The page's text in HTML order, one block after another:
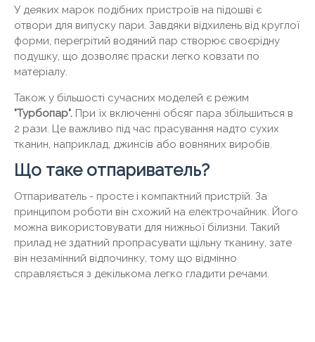
У деяких марок подібних пристроїв на підошві є
отвори для випуску пари. Завдяки відхилень від круглої
форми, перегрітий водяний пар створює своєрідну
подушку, що дозволяє праски легко ковзати по
матеріалу.
Також у більшості сучасних моделей є режим
"Турбопар". При їх включенні обсяг пара збільшиться в
2 рази. Це важливо під час прасування надто сухих
тканин, наприклад, джинсів або вовняних виробів.
Що таке отпариватель?
Отпариватель - просте і компактний пристрій. За
принципом роботи він схожий на електрочайник. Його
можна використовувати для нижньої білизни. Такий
прилад не здатний пропрасувати щільну тканину, зате
він незамінний відпочинку, тому що відмінно
справляється з декількома легко гладити речами.